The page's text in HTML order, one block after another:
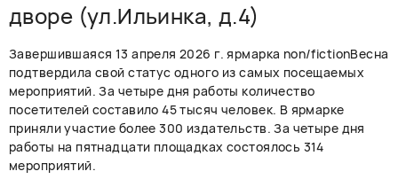
дворе (ул.Ильинка, д.4)
Завершившаяся 13 апреля 2026 г. ярмарка non/fictionВесна
подтвердила свой статус одного из самых посещаемых
мероприятий. За четыре дня работы количество
посетителей составило 45 тысяч человек. В ярмарке
приняли участие более 300 издательств. За четыре дня
работы на пятнадцати площадках состоялось 314
мероприятий.